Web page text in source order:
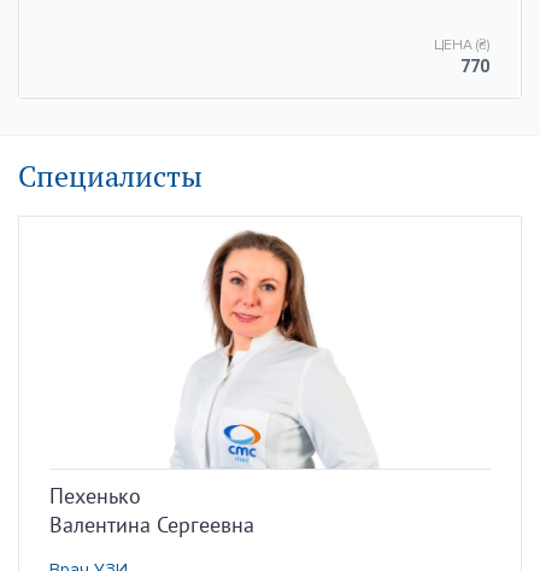
ЦЕНА (₴)
770
Специалисты
Пехенько
Валентина Сергеевна